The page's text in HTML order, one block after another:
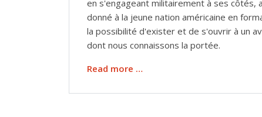
en s'engageant militairement à ses côtés, a
donné à la jeune nation américaine en
la possibilité d'exister et de s'ouvrir à un
dont nous connaissons la portée.
Read more …